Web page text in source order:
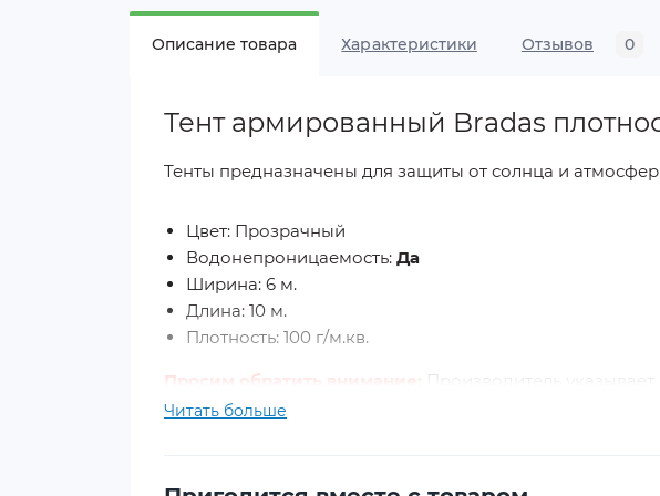
Описание товара Характеристики Отзывов 0
Тент армированный Bradas
Тенты предназначены для защиты от солнца и
Цвет: Прозрачный
Водонепроницаемость: Да
Ширина: 6 м.
Длина: 10 м.
Плотность: 100 г/м.кв.
Просим обратить внимание:
Производитель
указанных фактических размеров ( технологический
Читать больше